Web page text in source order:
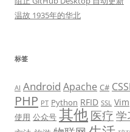
温故 1935年的华北
标签
AI Android Apache C#
PHP PT Python RFID SSL Vim
使用 公众号 其他医疗 学